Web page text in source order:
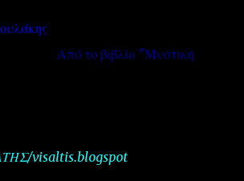
"Μυστική
visaltis.blogspot